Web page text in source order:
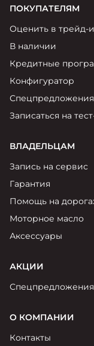
ПОКУПАТЕЛЯМ
Оценить в трейд-
В наличии
Кредитные
Конфигуратор
Спецпредложения
Записаться на
ВЛАДЕЛЬЦАМ
Запись на сервис
Гарантия
Помощь на
Моторное масло
Аксессуары
АКЦИИ
Спецпредложения
О КОМПАНИИ
Контакты